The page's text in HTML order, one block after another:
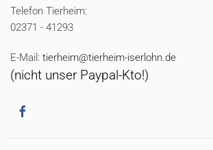
Telefon Tierheim:
02371 - 41293
E-Mail: tierheim@tierheim-iserlohn.de
(nicht unser Paypal-Kto!)